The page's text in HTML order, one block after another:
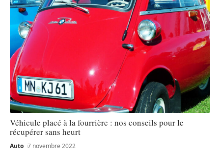
Véhicule placé à la fourrière : nos conseils pour le
récupérer sans heurt
Auto 7 novembre 2022